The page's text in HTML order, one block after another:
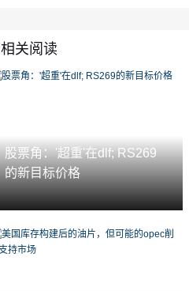
相关阅读
股票角：'超重'在dlf; RS269
的新目标价格